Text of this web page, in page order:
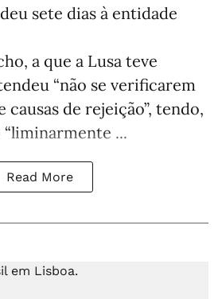
sete dias à entidade
a que a Lusa teve
“não se verificarem
de rejeição”, tendo,
...
Read More